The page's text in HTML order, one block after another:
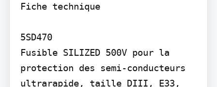
Fiche technique
5SD470
Fusible SILIZED 500V pour la
protection des semi-conducteurs
ultrarapide, taille DIII, E33,